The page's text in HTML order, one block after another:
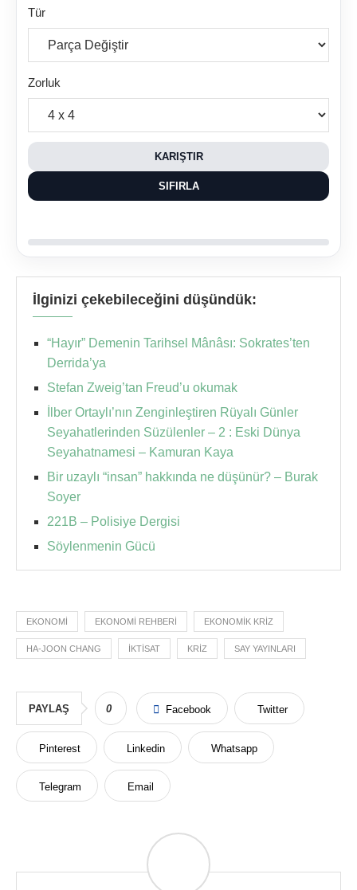
Tür
Zorluk
KARIŞTIR
SIFIRLA
İlginizi çekebileceğini düşündük:
“Hayır” Demenin Tarihsel Mânâsı: Sokrates’ten
Derrida’ya
Stefan Zweig’tan Freud’u okumak
İlber Ortaylı’nın Zenginleştiren Rüyalı Günler
Seyahatlerinden Süzülenler – 2 : Eski Dünya
Seyahatnamesi – Kamuran Kaya
Bir uzaylı “insan” hakkında ne düşünür? – Burak
Soyer
221B – Polisiye Dergisi
Söylenmenin Gücü
EKONOMI EKONOMI REHBERI EKONOMIK KRIZ
HA-JOON CHANG IKTISAT KRIZ SAY YAYINLARI
PAYLAŞ 0 Facebook Twitter
Pinterest Linkedin Whatsapp
Telegram Email